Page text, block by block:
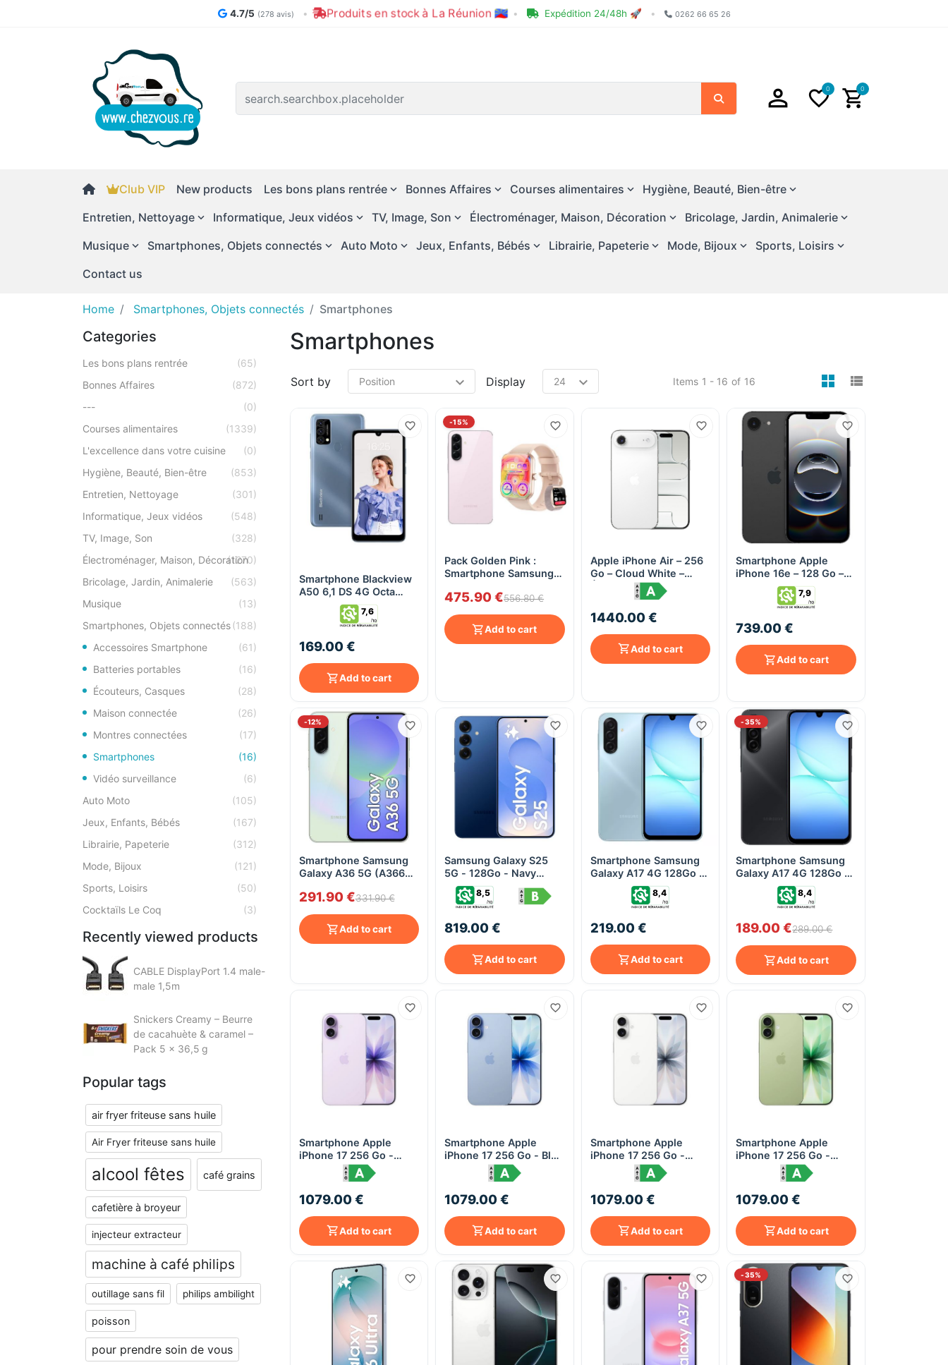
4.7/5 (278 avis) • Produits en stock à La Réunion 🇷🇪 • Expédition 24/48h 🚀 • 0262 66 65 26
Search
0 0
Club VIP New products Les bons plans rentrée Bonnes Affaires Courses alimentaires
Hygiène, Beauté, Bien-être
Entretien, Nettoyage
Informatique, Jeux vidéos TV, Image, Son Électroménager, Maison, Décoration
Bricolage, Jardin, Animalerie
Musique
Smartphones, Objets connectés Auto Moto Jeux, Enfants, Bébés Librairie, Papeterie Mode, Bijoux
Sports, Loisirs
Contact us
Home Smartphones, Objets connectés Smartphones
Categories
Les bons plans rentrée
(65)
Bonnes Affaires
(872)
---
(0)
Courses alimentaires
(1339)
L'excellence dans votre cuisine
(0)
Hygiène, Beauté, Bien-être
(853)
Entretien, Nettoyage
(301)
Informatique, Jeux vidéos
(548)
TV, Image, Son
(328)
Électroménager, Maison, Décoration
(1270)
Bricolage, Jardin, Animalerie
(563)
Musique
(13)
Smartphones, Objets connectés(188)
Accessoires Smartphone
(61)
Batteries portables
(16)
Écouteurs, Casques
(28)
Maison connectée
(26)
Montres connectées
(17)
Smartphones
(16)
Vidéo surveillance
(6)
Auto Moto
(105)
Jeux, Enfants, Bébés
(167)
Librairie, Papeterie
(312)
Mode, Bijoux
(121)
Sports, Loisirs
(50)
Cocktaïls Le Coq
(3)
Recently viewed products
CABLE DisplayPort 1.4 male-
male 1,5m
Snickers Creamy – Beurre
de cacahuète & caramel –
Pack 5 x 36,5 g
Popular tags
air fryer friteuse sans huile
Air Fryer friteuse sans huile
alcool fêtes café grains
cafetière à broyeur
injecteur extracteur
machine à café philips
outillage sans fil philips ambilight
poisson
pour prendre soin de vous
Smartphones
Sort by Items 1 - 16 of 16
Display viewmode
Smartphone Blackview
A50 6,1 DS 4G Octa
3/64Go 3Cam
4280mAh Andr11 - Bleu
7,6
169.00 €
Add to cart
-15%
Quick View
Pack Golden Pink :
Smartphone Samsung
Montre connectée
475.90 €556.80 €
Add to cart
Quick View
Apple iPhone Air – 256
Go – Cloud White –
Étanchéité IP68
1440.00 €
Add to cart
Quick View
Smartphone Apple
iPhone 16e – 128 Go –
7,9
739.00 €
Add to cart
-12%
Quick View
Smartphone Samsung
Galaxy A36 5G (A366B)
SIM – Light Green
291.90 €331.90 €
Add to cart
Quick View
Samsung Galaxy S25
5G - 128Go - Navy
(Bleu Nuit) - 12Go RAM
& Galaxy AI
8,5
819.00 €
Add to cart
Quick View
Smartphone Samsung
Galaxy A17 4G 128Go -
8,4
219.00 €
Add to cart
-35%
Quick View
Smartphone Samsung
Galaxy A17 4G 128Go -
8,4
189.00 €289.00 €
Add to cart
Quick View
Smartphone Apple
iPhone 17 256 Go -
1079.00 €
Add to cart
Quick View
Smartphone Apple
iPhone 17 256 Go - Bleu
Brume (Mist Blue)
1079.00 €
Add to cart
Quick View
Smartphone Apple
iPhone 17 256 Go -
1079.00 €
Add to cart
Quick View
Smartphone Apple
iPhone 17 256 Go -
Sauge (Sage)
1079.00 €
Add to cart
-35%